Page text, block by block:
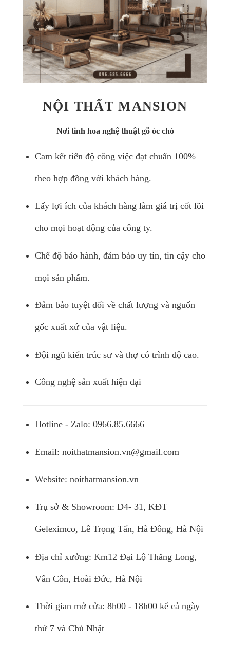
NỘI THẤT MANSION
Nơi tinh hoa nghệ thuật gỗ óc chó
Cam kết tiến độ công việc đạt chuẩn 100%
theo hợp đồng với khách hàng.
Lấy lợi ích của khách hàng làm giá trị cốt lõi
cho mọi hoạt động của công ty.
Chế độ bảo hành, đảm bảo uy tín, tin cậy cho
mọi sản phẩm.
Đảm bảo tuyệt đối về chất lượng và nguốn
gốc xuất xứ của vật liệu.
Đội ngũ kiến trúc sư và thợ có trình độ cao.
Công nghệ sản xuất hiện đại
Hotline - Zalo: 0966.85.6666
Email: noithatmansion.vn@gmail.com
Website: noithatmansion.vn
Trụ sở & Showroom: D4- 31, KĐT
Geleximco, Lê Trọng Tấn, Hà Đông, Hà Nội
Địa chỉ xưởng: Km12 Đại Lộ Thăng Long,
Vân Côn, Hoài Đức, Hà Nội
Thời gian mở cửa: 8h00 - 18h00 kể cả ngày
thứ 7 và Chủ Nhật